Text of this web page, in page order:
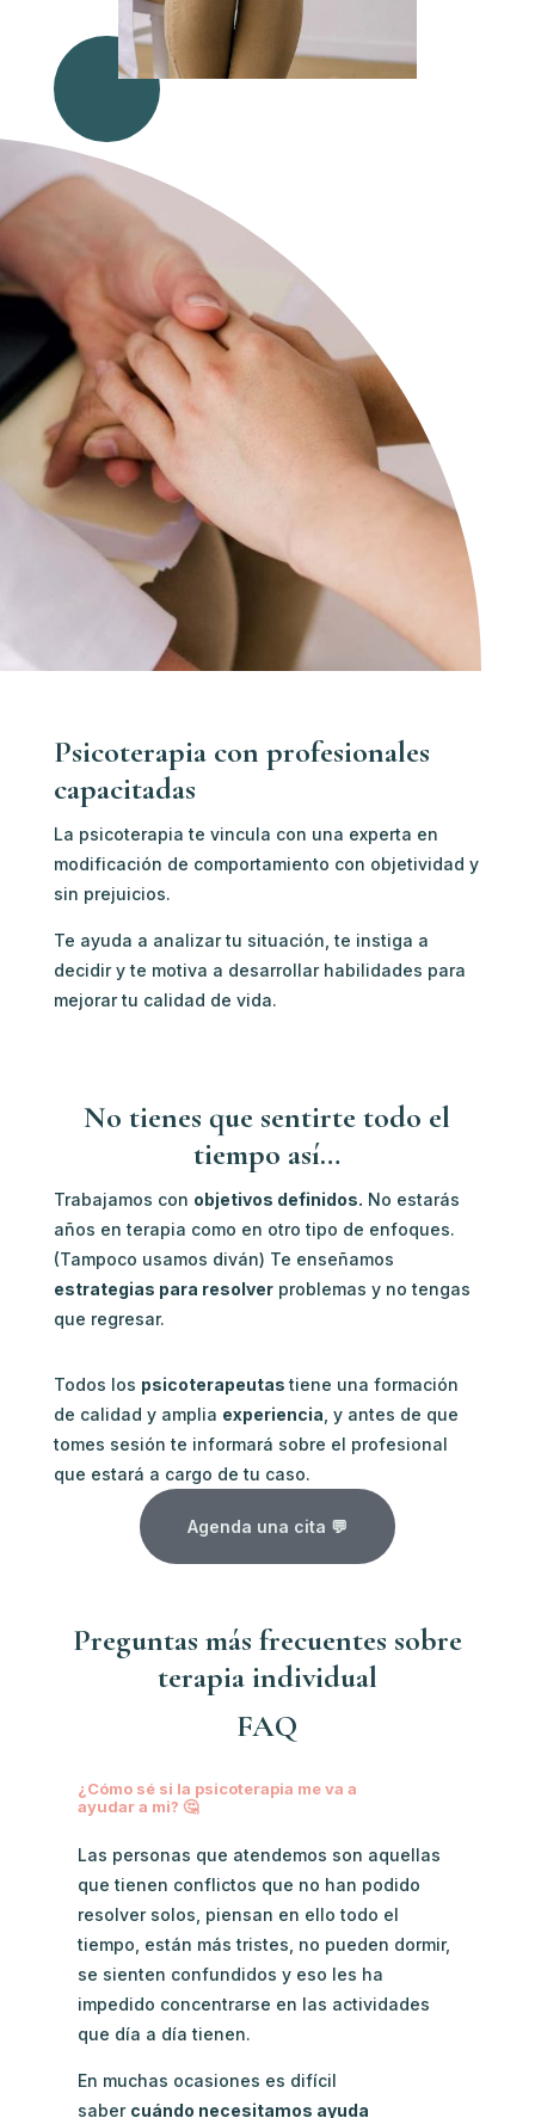
Psicoterapia con profesionales
capacitadas
La psicoterapia te vincula con una experta en
modificación de comportamiento con objetividad y
sin prejuicios.
Te ayuda a analizar tu situación, te instiga a
decidir y te motiva a desarrollar habilidades para
mejorar tu calidad de vida.
No tienes que sentirte todo el
tiempo así…
Trabajamos con objetivos definidos. No estarás
años en terapia como en otro tipo de enfoques.
(Tampoco usamos diván) Te enseñamos
estrategias para resolverproblemas y no tengas
que regresar.
Todos los psicoterapeutastiene una formación
de calidad y amplia experiencia , y antes de que
tomes sesión te informará sobre el profesional
que estará a cargo de tu caso.
Agenda una cita 💬
Preguntas más frecuentes sobre
terapia individual
FAQ
¿Cómo sé si la psicoterapia me va a
ayudar a mi? 🤔
Las personas que atendemos son aquellas
que tienen conflictos que no han podido
resolver solos, piensan en ello todo el
tiempo, están más tristes, no pueden dormir,
se sienten confundidos y eso les ha
impedido concentrarse en las actividades
que día a día tienen.
En muchas ocasiones es difícil
saber cuándo necesitamos ayuda